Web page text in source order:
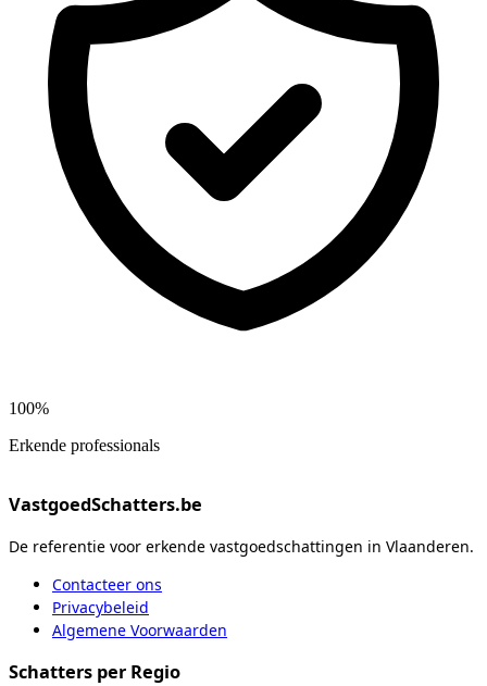
100%
Erkende professionals
VastgoedSchatters.be
De referentie voor erkende vastgoedschattingen in Vlaanderen.
Contacteer ons
Privacybeleid
Algemene Voorwaarden
Schatters per Regio